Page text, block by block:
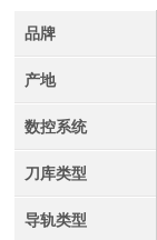
品牌
产地
数控系统
刀库类型
导轨类型